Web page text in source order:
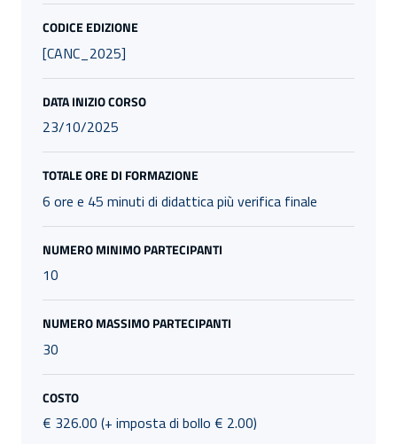
CODICE EDIZIONE
[CANC_2025]
DATA INIZIO CORSO
23/10/2025
TOTALE ORE DI FORMAZIONE
6 ore e 45 minuti di didattica più verifica finale
NUMERO MINIMO PARTECIPANTI
10
NUMERO MASSIMO PARTECIPANTI
30
COSTO
€ 326.00 (+ imposta di bollo € 2.00)